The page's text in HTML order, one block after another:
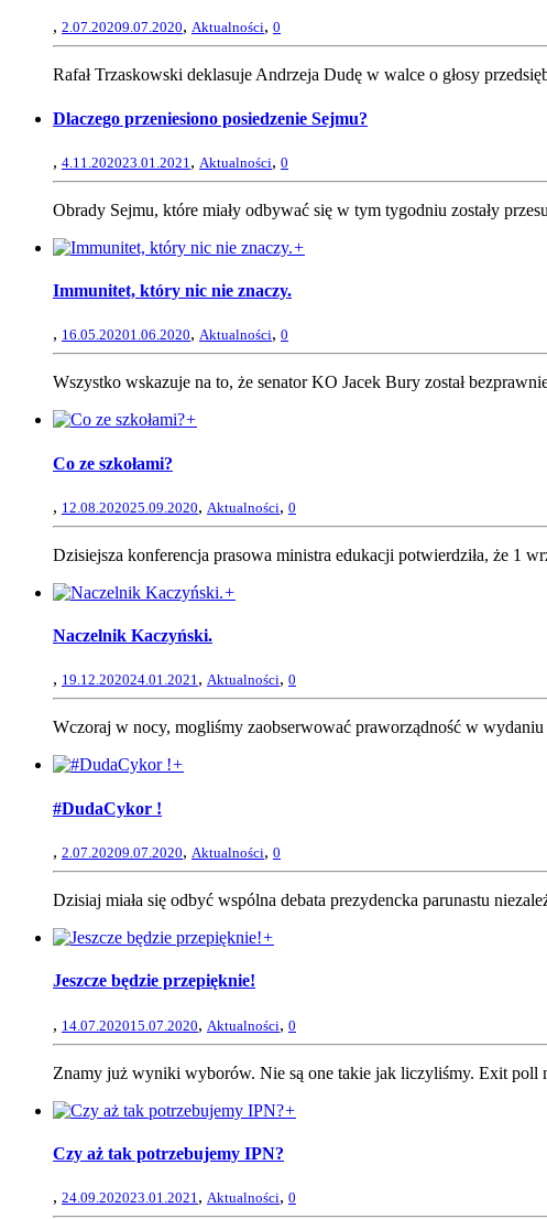
, 2.07.20209.07.2020, Aktualności, 0
Rafał Trzaskowski deklasuje Andrzeja Dudę w walce o głosy
Dlaczego przeniesiono posiedzenie Sejmu?
, 4.11.202023.01.2021 , Aktualności, 0
Obrady Sejmu, które miały odbywać się w tym tygodniu zostały
+
Immunitet, który nic nie znaczy.
, 16.05.20201.06.2020, Aktualności, 0
Wszystko wskazuje na to, że senator KO Jacek Bury został
+
Co ze szkołami?
, 12.08.202025.09.2020, Aktualności, 0
Dzisiejsza konferencja prasowa ministra edukacji potwierdziła, że 1
+
Naczelnik Kaczyński.
, 19.12.202024.01.2021, Aktualności, 0
Wczoraj w nocy, mogliśmy zaobserwować praworządność w
+
#DudaCykor !
, 2.07.20209.07.2020, Aktualności, 0
Dzisiaj miała się odbyć wspólna debata prezydencka parunastu
+
Jeszcze będzie przepięknie!
, 14.07.202015.07.2020, Aktualności, 0
Znamy już wyniki wyborów. Nie są one takie jak liczyliśmy. Exit poll
+
Czy aż tak potrzebujemy IPN?
, 24.09.202023.01.2021, Aktualności, 0